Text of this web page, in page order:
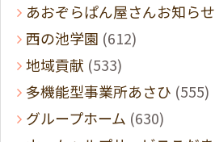
あおぞらぱん屋さんお知らせ
西の池学園 (612)
地域貢献 (533)
多機能型事業所あさひ (555)
グループホーム (630)